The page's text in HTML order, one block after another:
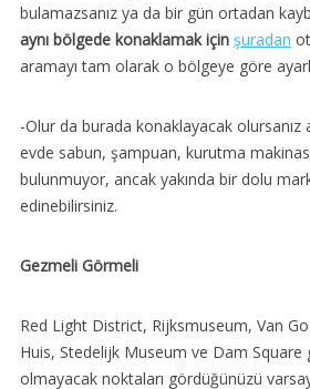
bulamazsanız ya da bir gün ortadan
aynı bölgede konaklamak için şuradan
aramayı tam olarak o bölgeye göre
-Olur da burada konaklayacak olursanız
evde sabun, şampuan, kurutma
bulunmuyor, ancak yakında bir dolu
edinebilirsiniz.
Gezmeli Görmeli
Red Light District, Rijksmuseum, Van
Huis, Stedelijk Museum ve Dam Square
olmayacak noktaları gördüğünüzü